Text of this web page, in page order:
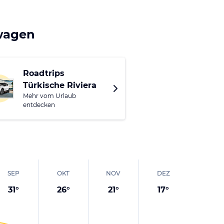
Sandstrand,
Angebote hat.
zu bieten haben.
Roadtrips
Türkische Riviera
Mehr vom Urlaub
entdecken
SEP
31°
OKT
26°
NOV
21°
DEZ
17°